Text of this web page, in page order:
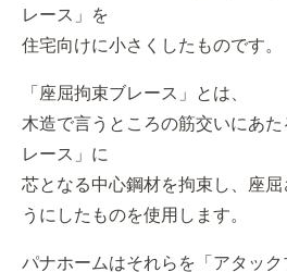
レース」を
住宅向けに小さくしたものです。
「座屈拘束ブレース」とは、
木造で言うところの筋交いにあ
レース」に
芯となる中心鋼材を拘束し、座
うにしたものを使用します。
パナホームはそれらを「アタッ